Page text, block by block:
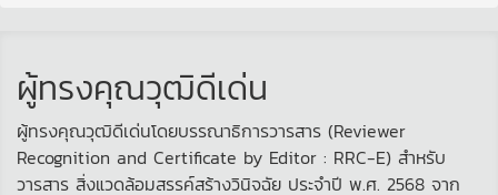
ผู้ทรงคุณวุฒิดีเด่น
ผู้ทรงคุณวุฒิดีเด่นโดยบรรณาธิการวารสาร (Reviewer
Recognition and Certificate by Editor : RRC-E) สำหรับ
วารสาร สิ่งแวดล้อมสรรค์สร้างวินิจฉัย ประจำปี พ.ศ. 2568 จาก